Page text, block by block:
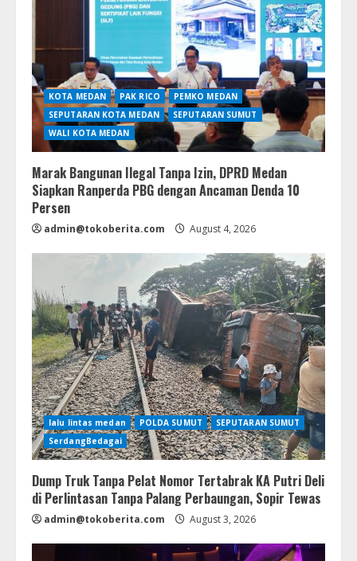
KOTA MEDAN PAK RICO
PEMKO MEDAN
SEPUTARAN KOTA MEDAN
SEPUTARAN SUMUT
WALI KOTA MEDAN
Marak Bangunan Ilegal Tanpa Izin, DPRD Medan
Siapkan Ranperda PBG dengan Ancaman Denda 10
Persen
admin@tokoberita.com August 4, 2026
lalu lintas medan POLDA SUMUT
SEPUTARAN SUMUT
SerdangBedagai
Dump Truk Tanpa Pelat Nomor Tertabrak KA Putri Deli
di Perlintasan Tanpa Palang Perbaungan, Sopir Tewas
admin@tokoberita.com August 3, 2026